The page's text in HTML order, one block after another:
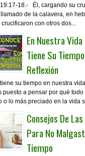
18.- Él, cargando su
llamado de la calavera, en
con otros dos...
En Nuestra Vida
Tiene Su
Reflexión
su tiempo en nuestra
puesto a pensar por qué todo
o lo más preciado en la vida
Consejos De
Para No
Tiempo